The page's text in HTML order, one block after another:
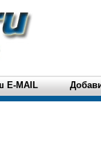
E-MAIL